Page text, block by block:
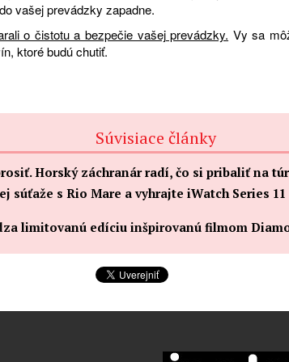
vašej prevádzky zapadne.
o čistotu a bezpečie vašej prevádzky. Vy sa
ktoré budú chutiť.
Súvisiace články
Horský záchranár radí, čo si pribaliť na
súťaže s Rio Mare a vyhrajte iWatch Series
limitovanú edíciu inšpirovanú filmom